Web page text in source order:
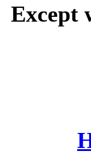
Except